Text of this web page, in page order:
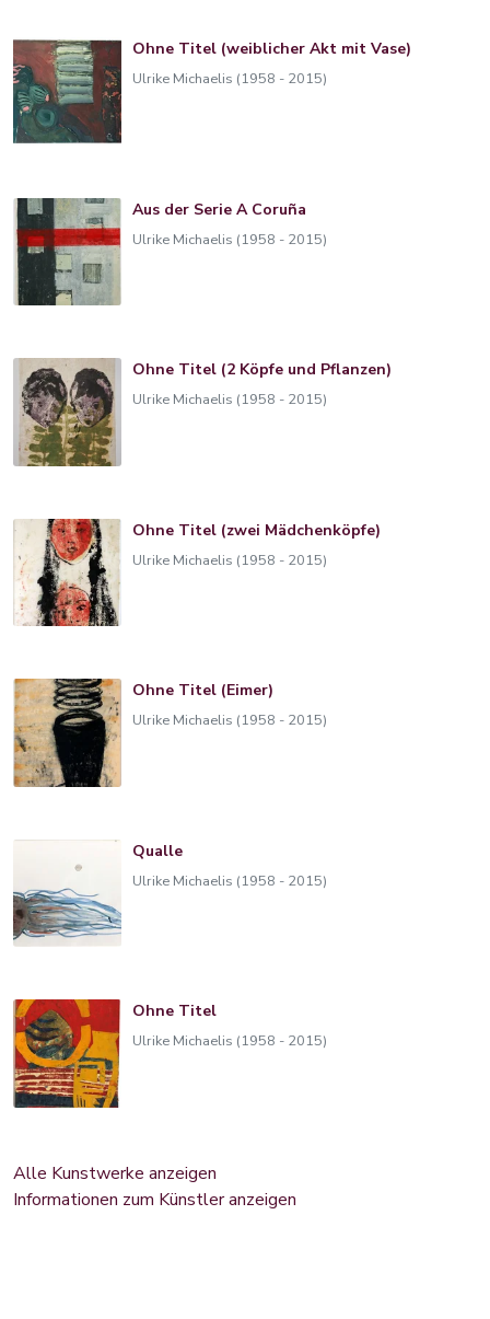
Ohne Titel (weiblicher Akt mit Vase)
Ulrike Michaelis (1958 - 2015)
Aus der Serie A Coruña
Ulrike Michaelis (1958 - 2015)
Ohne Titel (2 Köpfe und Pflanzen)
Ulrike Michaelis (1958 - 2015)
Ohne Titel (zwei Mädchenköpfe)
Ulrike Michaelis (1958 - 2015)
Ohne Titel (Eimer)
Ulrike Michaelis (1958 - 2015)
Qualle
Ulrike Michaelis (1958 - 2015)
Ohne Titel
Ulrike Michaelis (1958 - 2015)
Alle Kunstwerke anzeigen
Informationen zum Künstler anzeigen